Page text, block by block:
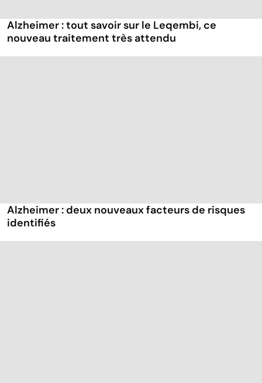
Alzheimer : tout savoir sur le Leqembi, ce
nouveau traitement très attendu
Alzheimer : deux nouveaux facteurs de risques
identifiés